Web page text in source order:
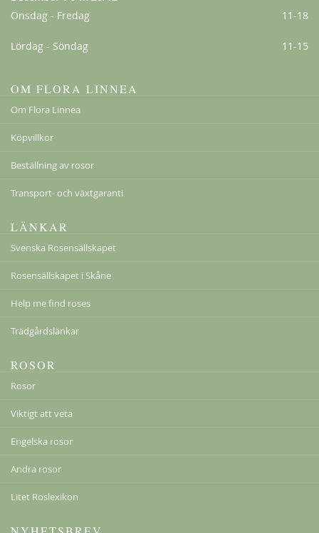
198,00 kr
Kordes Aloha
229,00 kr
Onsdag - Fredag
11-18
Lördag - Söndag 11-15
OM FLORA LINNEA
Om Flora Linnea
Köpvillkor
Beställning av rosor
Transport- och växtgaranti
LÄNKAR
Svenska Rosensällskapet
Rosensällskapet i Skåne
Help me find roses
Trädgårdslänkar
ROSOR
Rosor
Viktigt att veta
Engelska rosor
Andra rosor
Litet Roslexikon